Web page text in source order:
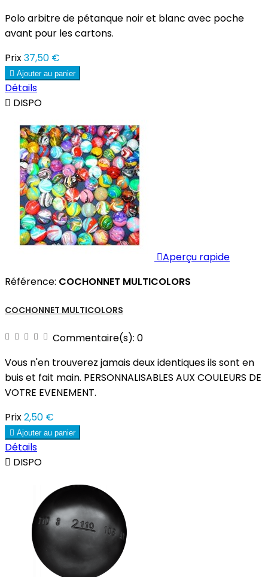
Polo arbitre de pétanque noir et blanc avec poche
avant pour les cartons.
Prix37,50 €
 Ajouter au panier
Détails
 DISPO
Aperçu rapide
Référence: COCHONNET MULTICOLORS
COCHONNET MULTICOLORS
Commentaire(s): 0
Vous n'en trouverez jamais deux identiques ils sont en
buis et fait main. PERSONNALISABLES AUX COULEURS DE
VOTRE EVENEMENT.
Prix2,50 €
 Ajouter au panier
Détails
 DISPO